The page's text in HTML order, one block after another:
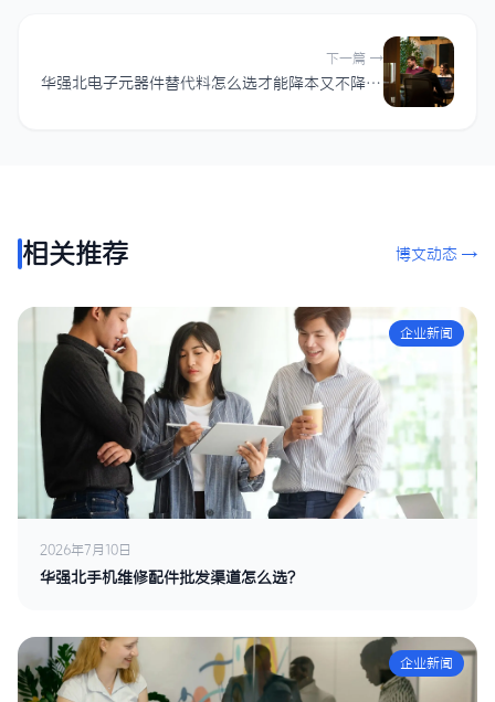
下一篇 →
华强北电子元器件替代料怎么选才能降本又不降质？
相关推荐 博文动态 →
企业新闻
2026年7月10日
华强北手机维修配件批发渠道怎么选？
企业新闻